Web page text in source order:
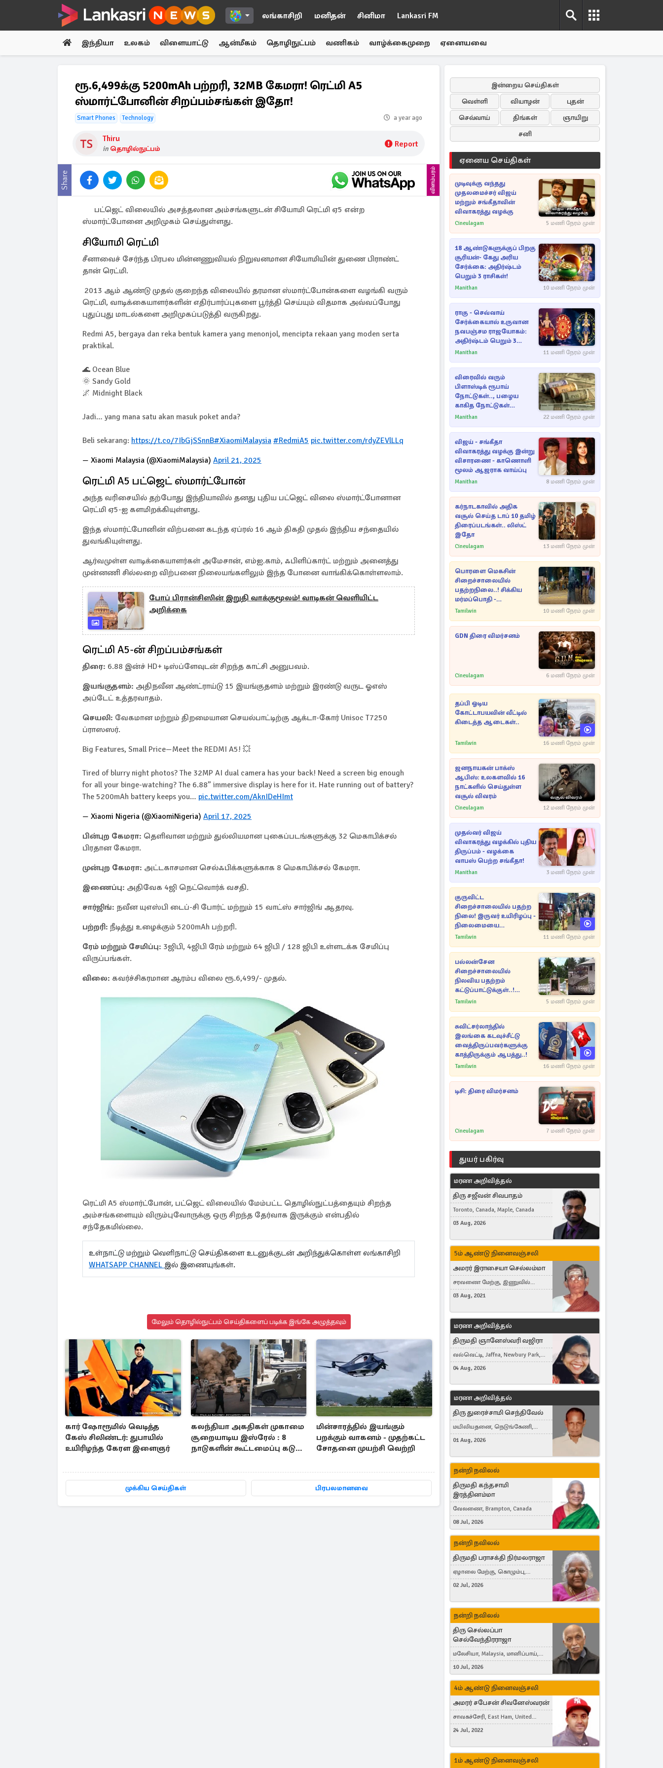
லங்காசிறி மனிதன் சினிமா Lankasri FM
இந்தியா உலகம் விளையாட்டு ஆன்மீகம் தொழிநுட்பம் வணிகம் வாழ்க்கைமுறை ஏனையவை
ரூ.6,499க்கு 5200mAh பற்றரி, 32MB கேமரா! ரெட்மி A5
ஸ்மார்ட்போனின் சிறப்பம்சங்கள் இதோ!
Smart Phones Technology a year ago
Thiru
in தொழில்நுட்பம் Report
Share விளம்பரம்
பட்ஜெட் விலையில் அசத்தலான அம்சங்களுடன் சியோமி ரெட்மி ஏ5 என்ற
ஸ்மார்ட்போனை அறிமுகம் செய்துள்ளது.
சியோமி ரெட்மி
சீனாவைச் சேர்ந்த பிரபல மின்னணுவியல் நிறுவனமான சியோமியின் துணை பிராண்ட்
தான் ரெட்மி.
2013 ஆம் ஆண்டு முதல் குறைந்த விலையில் தரமான ஸ்மார்ட்போன்களை வழங்கி வரும்
ரெட்மி, வாடிக்கையாளர்களின் எதிர்பார்ப்புகளை பூர்த்தி செய்யும் விதமாக அவ்வப்போது
புதுப்புது மாடல்களை அறிமுகப்படுத்தி வருகிறது.
Redmi A5, bergaya dan reka bentuk kamera yang menonjol, mencipta rekaan yang moden serta
praktikal.
🌊 Ocean Blue
🌞 Sandy Gold
🌌 Midnight Black
Jadi… yang mana satu akan masuk poket anda?
Beli sekarang: https://t.co/7IbGjSSnnB#XiaomiMalaysia #RedmiA5 pic.twitter.com/rdyZEVlLLq
— Xiaomi Malaysia (@XiaomiMalaysia) April 21, 2025
ரெட்மி A5 பட்ஜெட் ஸ்மார்ட்போன்
அந்த வரிசையில் தற்போது இந்தியாவில் தனது புதிய பட்ஜெட் விலை ஸ்மார்ட்போனான
ரெட்மி ஏ5-ஐ களமிறக்கியுள்ளது.
இந்த ஸ்மார்ட்போனின் விற்பனை கடந்த ஏப்ரல் 16 ஆம் திகதி முதல் இந்திய சந்தையில்
துவங்கியுள்ளது.
ஆர்வமுள்ள வாடிக்கையாளர்கள் அமேசான், எம்ஐ.காம், ஃபிளிப்கார்ட் மற்றும் அனைத்து
முன்னணி சில்லறை விற்பனை நிலையங்களிலும் இந்த போனை வாங்கிக்கொள்ளலாம்.
போப் பிரான்சிஸின் இறுதி வாக்குமூலம்! வாடிகன் வெளியிட்ட
அறிக்கை
ரெட்மி A5-ன் சிறப்பம்சங்கள்
திரை: 6.88 இன்ச் HD+ டிஸ்ப்ளேவுடன் சிறந்த காட்சி அனுபவம்.
இயங்குதளம்: அதிநவீன ஆண்ட்ராய்டு 15 இயங்குதளம் மற்றும் இரண்டு வருட ஓஎஸ்
அப்டேட் உத்தரவாதம்.
செயலி: வேகமான மற்றும் திறமையான செயல்பாட்டிற்கு ஆக்டா-கோர் Unisoc T7250
ப்ராஸஸர்.
Big Features, Small Price—Meet the REDMI A5! 💥
Tired of blurry night photos? The 32MP AI dual camera has your back! Need a screen big enough
for all your binge-watching? The 6.88” immersive display is here for it. Hate running out of battery?
The 5200mAh battery keeps you… pic.twitter.com/AknIDeHImt
— Xiaomi Nigeria (@XiaomiNigeria) April 17, 2025
பின்புற கேமரா: தெளிவான மற்றும் துல்லியமான புகைப்படங்களுக்கு 32 மெகாபிக்சல்
பிரதான கேமரா.
முன்புற கேமரா: அட்டகாசமான செல்ஃபிக்களுக்காக 8 மெகாபிக்சல் கேமரா.
இணைப்பு: அதிவேக 4ஜி நெட்வொர்க் வசதி.
சார்ஜிங்: நவீன யுஎஸ்பி டைப்-சி போர்ட் மற்றும் 15 வாட்ஸ் சார்ஜிங் ஆதரவு.
பற்றரி: நீடித்து உழைக்கும் 5200mAh பற்றரி.
ரேம் மற்றும் சேமிப்பு: 3ஜிபி, 4ஜிபி ரேம் மற்றும் 64 ஜிபி / 128 ஜிபி உள்ளடக்க சேமிப்பு
விருப்பங்கள்.
விலை: கவர்ச்சிகரமான ஆரம்ப விலை ரூ.6,499/- முதல்.
ரெட்மி A5 ஸ்மார்ட்போன், பட்ஜெட் விலையில் மேம்பட்ட தொழில்நுட்பத்தையும் சிறந்த
அம்சங்களையும் விரும்புவோருக்கு ஒரு சிறந்த தேர்வாக இருக்கும் என்பதில்
சந்தேகமில்லை.
உள்நாட்டு மற்றும் வெளிநாட்டு செய்திகளை உடனுக்குடன் அறிந்துக்கொள்ள லங்காசிறி
WHATSAPP CHANNEL இல் இணையுங்கள்.
மேலும் தொழில்நுட்பம் செய்திகளைப் படிக்க இங்கே அழுத்தவும்
கார் ஷோரூமில் வெடித்த
கேஸ் சிலிண்டர்: துபாயில்
உயிரிழந்த கேரள இளைஞர்
கலந்தியா அகதிகள் முகாமை
சூறையாடிய இஸ்ரேல் : 8
நாடுகளின் கூட்டமைப்பு கடும்
மின்சாரத்தில் இயங்கும்
பறக்கும் வாகனம் - முதற்கட்ட
சோதனை முயற்சி வெற்றி
முக்கிய செய்திகள் பிரபலமானவை
இன்றைய செய்திகள்
வெள்ளி
வியாழன்
புதன்
செவ்வாய்
திங்கள்
ஞாயிறு
சனி
ஏனைய செய்திகள்
முடிவுக்கு வந்தது
முதலமைச்சர் விஜய்
மற்றும் சங்கீதாவின்
விவாகரத்து வழக்கு
Cineulagam 5 மணி நேரம் முன்
18 ஆண்டுகளுக்குப் பிறகு
சூரியன்- கேது அரிய
சேர்க்கை: அதிர்ஷ்டம்
பெறும் 3 ராசிகள்!
Manithan 10 மணி நேரம் முன்
ராகு - செவ்வாய்
சேர்க்கையால் உருவான
நவபஞ்சம ராஜயோகம்:
அதிர்ஷ்டம் பெறும் 3
ராசிகள்!
Manithan 11 மணி நேரம் முன்
விரைவில் வரும்
பிளாஸ்டிக் ரூபாய்
நோட்டுகள்.., பழைய
காகித நோட்டுகள்
செல்லுமா?
Manithan 22 மணி நேரம் முன்
விஜய் - சங்கீதா
விவாகரத்து வழக்கு இன்று
விசாரணை - காணொளி
மூலம் ஆஜராக வாய்ப்பு
Manithan 8 மணி நேரம் முன்
கர்நாடகாவில் அதிக
வசூல் செய்த டாப் 10 தமிழ்
திரைப்படங்கள்.. லிஸ்ட்
இதோ
Cineulagam 13 மணி நேரம் முன்
பொரளை மெகசின்
சிறைச்சாலையில்
பதற்றநிலை..! சிக்கிய
மர்மப்பொதி -
பின்னணியில் வெளியான
Tamilwin 10 மணி நேரம் முன்
GDN திரை விமர்சனம்
Cineulagam 6 மணி நேரம் முன்
தப்பி ஓடிய
கோட்டாபயவின் வீட்டில்
கிடைத்த ஆடைகள்..
Tamilwin 16 மணி நேரம் முன்
ஜனநாயகன் பாக்ஸ்
ஆபிஸ்: உலகளவில் 16
நாட்களில் செய்துள்ள
வசூல் விவரம்
Cineulagam 12 மணி நேரம் முன்
முதல்வர் விஜய்
விவாகரத்து வழக்கில் புதிய
திருப்பம் - வழக்கை
வாபஸ் பெற்ற சங்கீதா!
Manithan 3 மணி நேரம் முன்
குருவிட்ட
சிறைச்சாலையில் பதற்ற
நிலை! இருவர் உயிரிழப்பு -
நிலைமையை
கட்டுப்படுத்த பொலிஸார்
Tamilwin 11 மணி நேரம் முன்
பல்லன்சேன
சிறைச்சாலையில்
நிலவிய பதற்றம்
கட்டுப்பாட்டுக்குள்..!
அதிரடியாக களமிறங்கிய
Tamilwin 5 மணி நேரம் முன்
சுவிட்சர்லாந்தில்
இலங்கை கடவுச்சீட்டு
வைத்திருப்பவர்களுக்கு
காத்திருக்கும் ஆபத்து..!
Tamilwin 16 மணி நேரம் முன்
டிசி: திரை விமர்சனம்
Cineulagam 7 மணி நேரம் முன்
துயர் பகிர்வு
மரண அறிவித்தல்
திரு சஜீவன் சிவபாதம்
Toronto, Canada, Maple, Canada
03 Aug, 2026
5ம் ஆண்டு நினைவஞ்சலி
அமரர் இராசையா செல்லம்மா
சரவணை மேற்கு, இணுவில்
கிழக்கு
03 Aug, 2021
மரண அறிவித்தல்
திருமதி ஞானேஸ்வரி வஜிரா
வல்வெட்டி, Jaffna, Newbury Park,
United Kingdom
04 Aug, 2026
மரண அறிவித்தல்
திரு துரைச்சாமி செந்திவேல்
மயிலியதனை, நெடுங்கேணி,
கம்பர்மலை
01 Aug, 2026
நன்றி நவிலல்
திருமதி கந்தசாமி
இரத்தினம்மா
வேலணை, Brampton, Canada
08 Jul, 2026
நன்றி நவிலல்
திருமதி பராசக்தி நிர்மலராஜா
ஏழாலை மேற்கு, கொழும்பு,
தங்காலை, London, United Kingdom
02 Jul, 2026
நன்றி நவிலல்
திரு செல்லப்பா
செல்வேந்திரராஜா
மலேசியா, Malaysia, மானிப்பாய்,
Duisburg, Germany, London, United
Kingdom
10 Jul, 2026
4ம் ஆண்டு நினைவஞ்சலி
அமரர் சபேசன் சிவனேஸ்வரன்
சாவகச்சேரி, East Ham, United
Kingdom
24 Jul, 2022
1ம் ஆண்டு நினைவஞ்சலி